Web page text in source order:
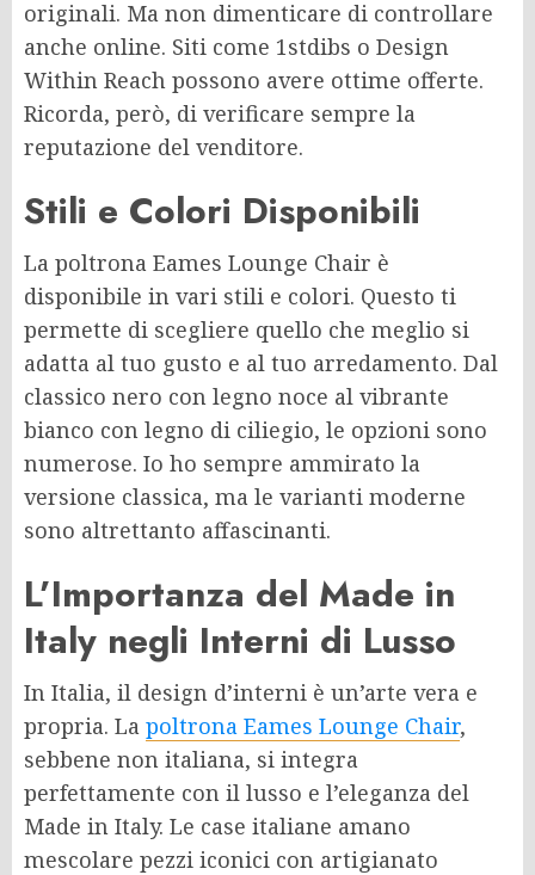
originali. Ma non dimenticare di controllare
anche online. Siti come 1stdibs o Design
Within Reach possono avere ottime offerte.
Ricorda, però, di verificare sempre la
reputazione del venditore.
Stili e Colori Disponibili
La poltrona Eames Lounge Chair è
disponibile in vari stili e colori. Questo ti
permette di scegliere quello che meglio si
adatta al tuo gusto e al tuo arredamento. Dal
classico nero con legno noce al vibrante
bianco con legno di ciliegio, le opzioni sono
numerose. Io ho sempre ammirato la
versione classica, ma le varianti moderne
sono altrettanto affascinanti.
L’Importanza del Made in
Italy negli Interni di Lusso
In Italia, il design d’interni è un’arte vera e
propria. La poltrona Eames Lounge Chair,
sebbene non italiana, si integra
perfettamente con il lusso e l’eleganza del
Made in Italy. Le case italiane amano
mescolare pezzi iconici con artigianato